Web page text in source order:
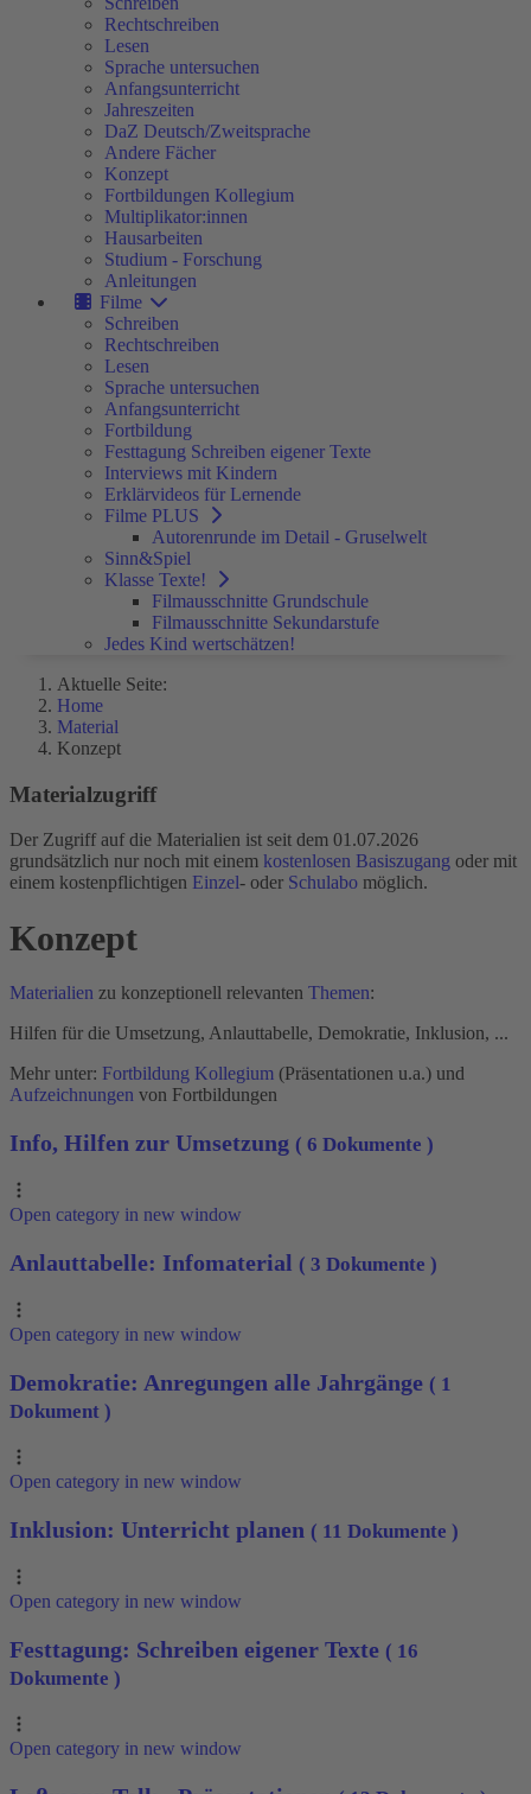
Rechtschreiben
Lesen
Sprache untersuchen
Anfangsunterricht
Jahreszeiten
DaZ Deutsch/Zweitsprache
Andere Fächer
Konzept
Fortbildungen Kollegium
Multiplikator:innen
Hausarbeiten
Studium - Forschung
Anleitungen
Filme
Schreiben
Rechtschreiben
Lesen
Sprache untersuchen
Anfangsunterricht
Fortbildung
Festtagung Schreiben eigener Texte
Interviews mit Kindern
Erklärvideos für Lernende
Filme PLUS
Autorenrunde im Detail - Gruselwelt
Sinn&Spiel
Klasse Texte!
Filmausschnitte Grundschule
Filmausschnitte Sekundarstufe
Jedes Kind wertschätzen!
Aktuelle Seite:
Home
Material
Konzept
Materialzugriff
Der Zugriff auf die Materialien ist seit dem 01.07.2026
grundsätzlich nur noch mit einem kostenlosen Basiszugang oder mit
einem kostenpflichtigen Einzel- oder Schulabo möglich.
Konzept
Materialien zu konzeptionell relevanten Themen:
Hilfen für die Umsetzung, Anlauttabelle, Demokratie, Inklusion, ...
Mehr unter: Fortbildung Kollegium (Präsentationen u.a.) und
Aufzeichnungen von Fortbildungen
Info, Hilfen zur Umsetzung ( 6 Dokumente )
Open category in new window
Anlauttabelle: Infomaterial ( 3 Dokumente )
Open category in new window
Demokratie: Anregungen alle Jahrgänge ( 1
Dokument )
Open category in new window
Inklusion: Unterricht planen ( 11 Dokumente )
Open category in new window
Festtagung: Schreiben eigener Texte ( 16
Dokumente )
Open category in new window